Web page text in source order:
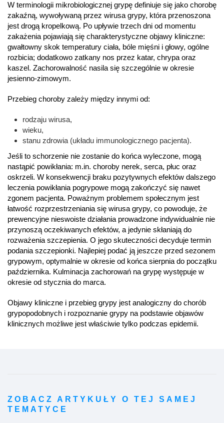
W terminologii mikrobiologicznej grypę definiuje się jako chorobę
zakaźną, wywoływaną przez wirusa grypy, która przenoszona
jest drogą kropelkową. Po upływie trzech dni od momentu
zakażenia pojawiają się charakterystyczne objawy kliniczne:
gwałtowny skok temperatury ciała, bóle mięśni i głowy, ogólne
rozbicia; dodatkowo zatkany nos przez katar, chrypa oraz
kaszel. Zachorowalność nasila się szczególnie w okresie
jesienno-zimowym.
Przebieg choroby zależy między innymi od:
rodzaju wirusa,
wieku,
stanu zdrowia (układu immunologicznego pacjenta).
Jeśli to schorzenie nie zostanie do końca wyleczone, mogą
nastąpić powikłania: m.in. choroby nerek, serca, płuc oraz
oskrzeli. W konsekwencji braku pozytywnych efektów dalszego
leczenia powikłania pogrypowe mogą zakończyć się nawet
zgonem pacjenta. Poważnym problemem społecznym jest
łatwość rozprzestrzeniania się wirusa grypy, co powoduje, że
prewencyjne nieswoiste działania prowadzone indywidualnie nie
przynoszą oczekiwanych efektów, a jedynie skłaniają do
rozważenia szczepienia. O jego skuteczności decyduje termin
podania szczepionki. Najlepiej podać ją jeszcze przed sezonem
grypowym, optymalnie w okresie od końca sierpnia do początku
października. Kulminacja zachorowań na grypę występuje w
okresie od stycznia do marca.
Objawy kliniczne i przebieg grypy jest analogiczny do chorób
grypopodobnych i rozpoznanie grypy na podstawie objawów
klinicznych możliwe jest właściwie tylko podczas epidemii.
ZOBACZ ARTYKUŁY O TEJ SAMEJ
TEMATYCE